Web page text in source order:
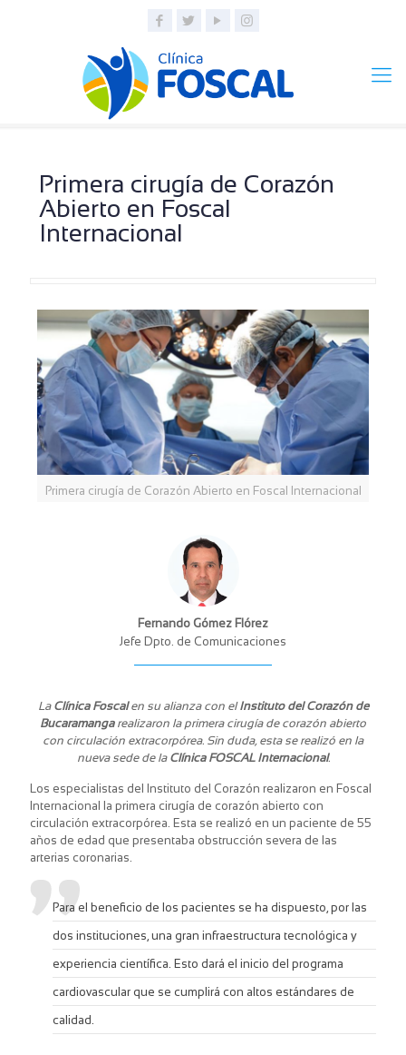
Primera cirugía de Corazón
Abierto en Foscal
Internacional
Primera cirugía de Corazón Abierto en Foscal Internacional
Fernando Gómez Flórez
Jefe Dpto. de Comunicaciones
La Clínica Foscalen su alianza con elInstituto del Corazón de
Bucaramangarealizaron la primera cirugía de corazón abierto
con circulación extracorpórea. Sin duda, esta se realizó en la
nueva sede de la Clínica FOSCAL Internacional.
Los especialistas del Instituto del Corazón realizaron en Foscal
Internacional la primera cirugía de corazón abierto con
circulación extracorpórea. Esta se realizó en un paciente de 55
años de edad que presentaba obstrucción severa de las
arterias coronarias.
Para el beneficio de los pacientes se ha dispuesto, por las
dos instituciones, una gran infraestructura tecnológica y
experiencia científica. Esto dará el inicio del programa
cardiovascular que se cumplirá con altos estándares de
calidad.